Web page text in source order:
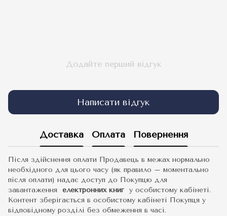
Додайте перший відгук
Написати відгук
Доставка Оплата Повернення
Після здійснення оплати Продавець в межах нормально
необхідного для цього часу (як правило – моментально
після оплати) надає доступ до Покупцю для
завантаження електронних книг у особистому кабінеті.
Контент зберігається в особистому кабінеті Покупця у
відповідному розділі без обмеження в часі.